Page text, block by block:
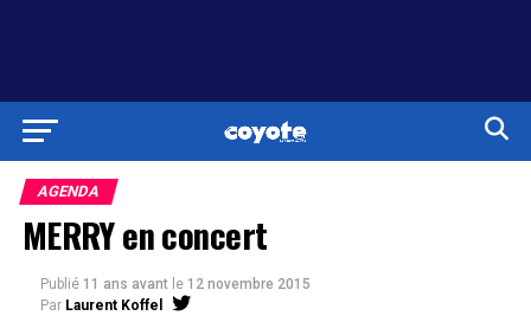
AGENDA
MERRY en concert
Publié 11 ans avant le 12 novembre 2015
Par Laurent Koffel